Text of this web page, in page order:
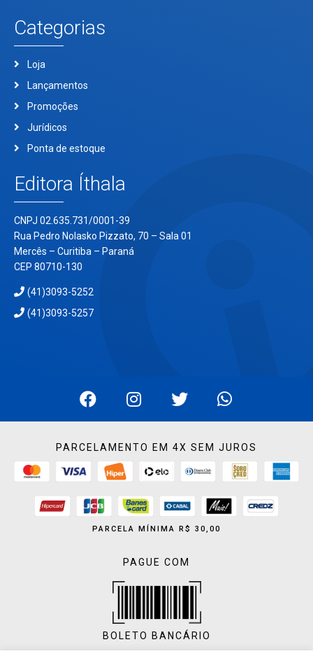
Categorias
Loja
Lançamentos
Promoções
Jurídicos
Ponta de estoque
Editora Íthala
CNPJ 02.635.731/0001-39
Rua Pedro Nolasko Pizzato, 70 – Sala 01
Mercês – Curitiba – Paraná
CEP 80710-130
(41)3093-5252
(41)3093-5257
PARCELAMENTO EM 4X SEM JUROS
PARCELA MÍNIMA R$ 30,00
PAGUE COM
BOLETO BANCÁRIO